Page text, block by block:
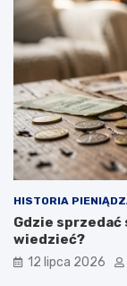
HISTORIA
Gdzie
wiedzieć?
12 lipca 2026